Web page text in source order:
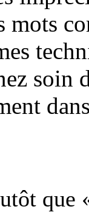
mots
soin
que